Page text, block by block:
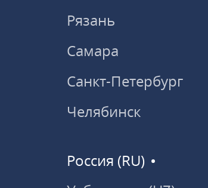
Рязань
Самара
Санкт-Петербург
Челябинск
Россия (RU)